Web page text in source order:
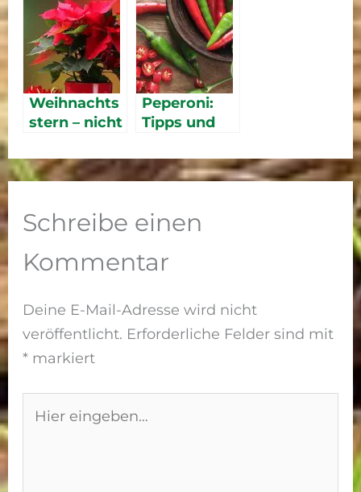
Weihnachts
stern – nicht
Weihnachts
zeit ein
Peperoni:
Tipps und
die
Pflanzung
Schreibe einen
Kommentar
Deine E-Mail-Adresse wird nicht
veröffentlicht. Erforderliche Felder sind mit
* markiert
eingeben…